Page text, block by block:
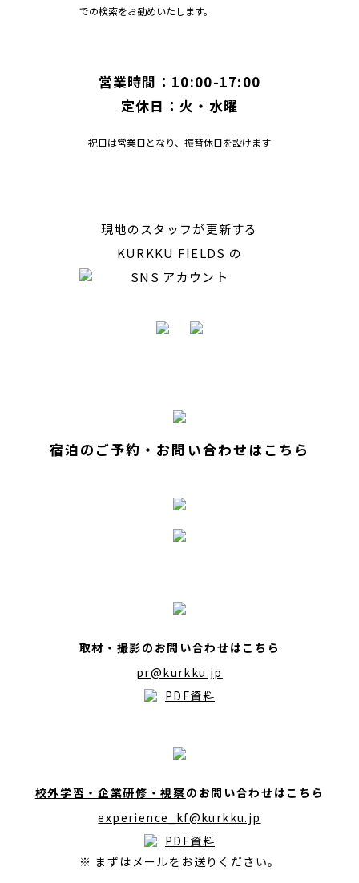
での検索をお勧めいたします。
営業時間：10:00-17:00
定休日：火・水曜
祝日は営業日となり、振替休日を設けます
現地のスタッフが更新する
KURKKU FIELDS の
SNS アカウント
宿泊のご予約・お問い合わせはこちら
取材・撮影のお問い合わせはこちら
pr@kurkku.jp
PDF資料
校外学習・企業研修・視察のお問い合わせはこちら
experience_kf@kurkku.jp
PDF資料
※ まずはメールをお送りください。